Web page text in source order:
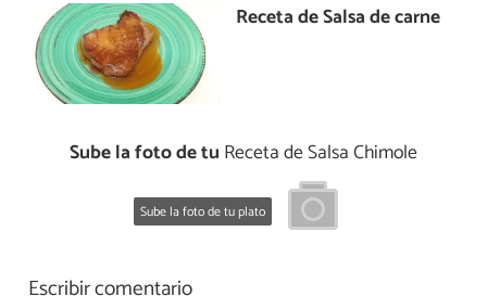
Receta de Salsa de carne
Sube la foto de tu Receta de Salsa Chimole
Sube la foto de tu plato
Escribir comentario